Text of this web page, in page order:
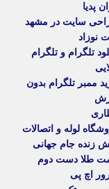
پدیا
سایت در مشهد
نوزاد
تلگرام و تلگرام
ممبر تلگرام بدون
لوله و اتصالات
زنده جام جهانی
طلا دست دوم
اچ پی